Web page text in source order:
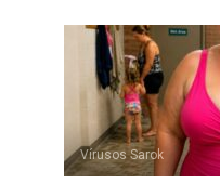
Vírusos Sarok